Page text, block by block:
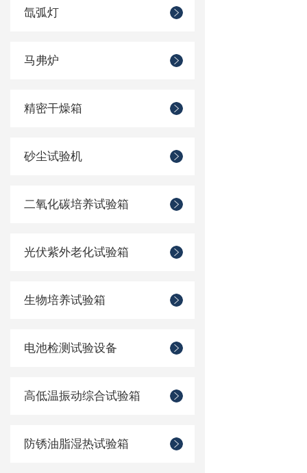
氙弧灯
马弗炉
精密干燥箱
砂尘试验机
二氧化碳培养试验箱
光伏紫外老化试验箱
生物培养试验箱
电池检测试验设备
高低温振动综合试验箱
防锈油脂湿热试验箱